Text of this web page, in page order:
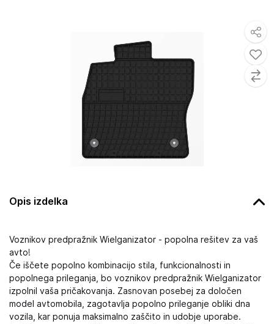
Opis izdelka
Voznikov predpražnik Wielganizator - popolna rešitev za vaš
avto!
Če iščete popolno kombinacijo stila, funkcionalnosti in
popolnega prileganja, bo voznikov predpražnik Wielganizator
izpolnil vaša pričakovanja. Zasnovan posebej za določen
model avtomobila, zagotavlja popolno prileganje obliki dna
vozila, kar ponuja maksimalno zaščito in udobje uporabe.